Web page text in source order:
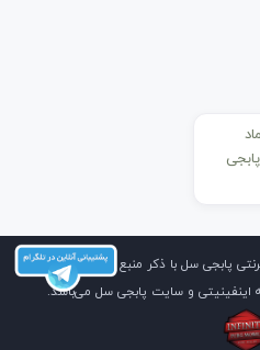
پابجی سل با ذکر منبع بلامانع است. کلیه
و سایت پابجی سل می‌باشد.